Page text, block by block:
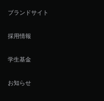
ブランドサイト
採用情報
学生基金
お知らせ